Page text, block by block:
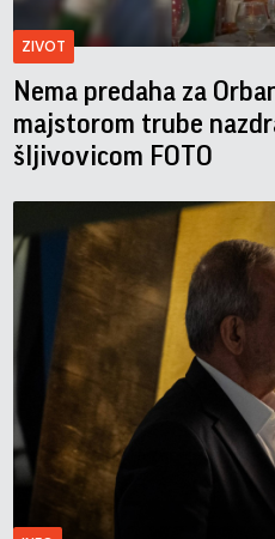
ZIVOT
Nema predaha za
majstorom trube
šljivovicom FOTO